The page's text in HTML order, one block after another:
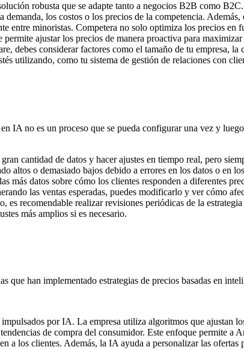
robusta que se adapte tanto a negocios B2B como
los costos o los precios de la competencia.
entre minoristas. Competera no solo optimiza los precios
permite ajustar los precios de manera proactiva para
debes considerar factores como el tamaño de tu empresa,
utilizando, como tu sistema de gestión de relaciones con
IA no es un proceso que se pueda configurar una vez y
cantidad de datos y hacer ajustes en tiempo real, pero
altos o demasiado bajos debido a errores en los datos o en
más datos sobre cómo los clientes responden a diferentes
las ventas esperadas, puedes modificarlo y ver cómo
es recomendable realizar revisiones periódicas de la
más amplios si es necesario.
que han implementado estrategias de precios basadas en
por IA. La empresa utiliza algoritmos que ajustan
de compra del consumidor. Este enfoque permite a
a los clientes. Además, la IA ayuda a personalizar las